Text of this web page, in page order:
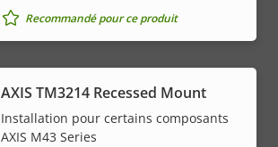
Recommandé pour ce produit
AXIS TM3214 Recessed Mount
Installation pour certains composants
AXIS M43 Series